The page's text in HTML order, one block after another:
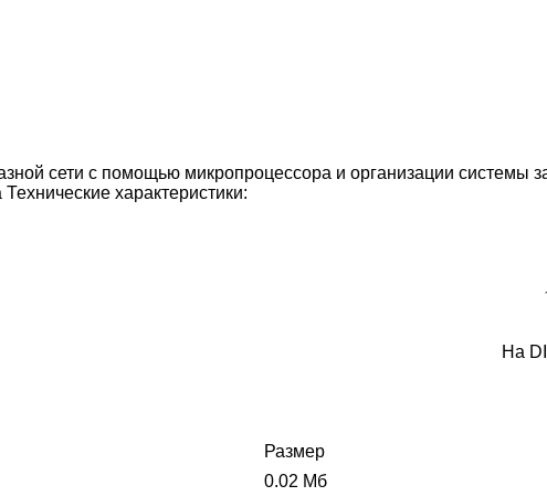
сети с помощью микропроцессора и организации системы
Технические характеристики:
На
Размер
0.02 Мб